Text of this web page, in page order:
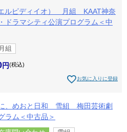
ルピディイオ） 月組 KAAT神奈
ドラマシティ公演プログラム＜中
月組
税込
お気に入りに登録
、めおと日和 雪組 梅田芸術劇
ラム＜中古品＞